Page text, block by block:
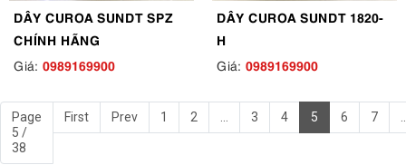
DÂY CUROA SUNDT SPZ
CHÍNH HÃNG
Giá: 0989169900
DÂY CUROA SUNDT 1820-
H
Giá: 0989169900
Page
5 /
38
First Prev 1 2 ... 3 4 5 6 7